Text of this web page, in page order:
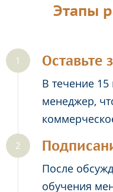
Этапы
Оставьте
В течение 15
менеджер,
После
обучения